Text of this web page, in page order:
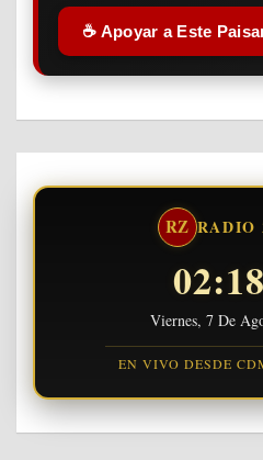
☕ Apoyar a Este
RZ RADIO
Viernes, 7 De
EN VIVO DESDE